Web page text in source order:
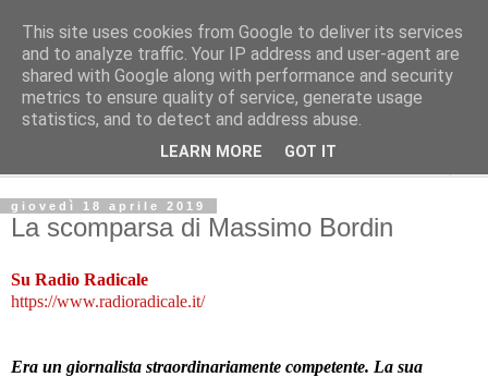
L'Avvenire dei lavoratori
Cultura
giovedì 18 aprile 2019
La scomparsa di Massimo Bordin
Su Radio Radicale
https://www.radioradicale.it/
Era un giornalista straordinariamente competente. La sua
This site uses cookies from Google to deliver its services
and to analyze traffic. Your IP address and user-agent are
shared with Google along with performance and security
metrics to ensure quality of service, generate usage
statistics, and to detect and address abuse.
LEARN MORE GOT IT